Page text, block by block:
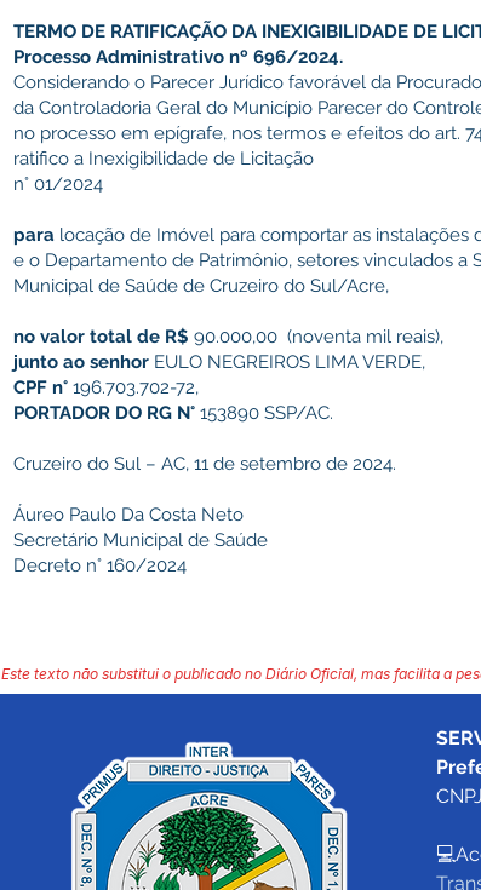
TERMO DE RATIFICAÇÃO DA INEXIGIBILIDADE DE
Processo Administrativo nº 696/2024.
Considerando o Parecer Jurídico favorável da
da Controladoria Geral do Município Parecer do
no processo em epígrafe, nos termos e efeitos do art.
ratifico a Inexigibilidade de Licitação
n° 01/2024
para locação de Imóvel para comportar as instalações
e o Departamento de Patrimônio, setores vinculados a
Municipal de Saúde de Cruzeiro do Sul/Acre,
no valor total de R$ 90.000,00 (noventa mil reais),
junto ao senhor EULO NEGREIROS LIMA VERDE,
CPF n° 196.703.702-72,
PORTADOR DO RG N° 153890 SSP/AC.
Cruzeiro do Sul – AC, 11 de setembro de 2024.
Áureo Paulo Da Costa Neto
Secretário Municipal de Saúde
Decreto n° 160/2024
Este texto não substitui o publicado no Diário Oficial, mas facilita a